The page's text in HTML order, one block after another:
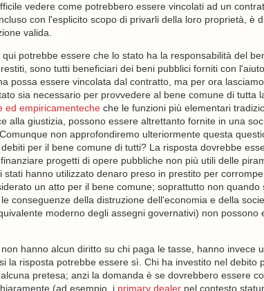
vedere come potrebbero essere vincolati ad un
con l'esplicito scopo di privarli della loro proprietà, è
valida.
potrebbe essere che lo stato ha la responsabilità del
sono tutti beneficiari dei beni pubblici forniti con
possa essere vincolata dal contratto, ma per ora
sia necessario per provvedere al bene comune di tutta
ed empiricamentecheche le funzioni più elementari
alla giustizia, possono essere altrettanto fornite in una
non approfondiremo ulteriormente questa
per il bene comune di tutti? La risposta dovrebbe
progetti di opere pubbliche non più utili delle
stati hanno utilizzato denaro preso in prestito per
un atto per il bene comune; soprattutto non
conseguenze della distruzione dell'economia e della
moderno degli assegni governativi) non possono
hanno alcun diritto su chi paga le tasse, hanno invece
la risposta potrebbe essere sì. Chi ha investito nel debito
pretesa; anzi la domanda è se dovrebbero essere
(ad esempio, i primary dealernel contesto